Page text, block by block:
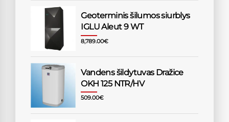
Geoterminis šilumos siurblys
IGLU Aleut 9 WT
8,789.00€
Vandens šildytuvas Dražice
OKH 125 NTR/HV
509.00€